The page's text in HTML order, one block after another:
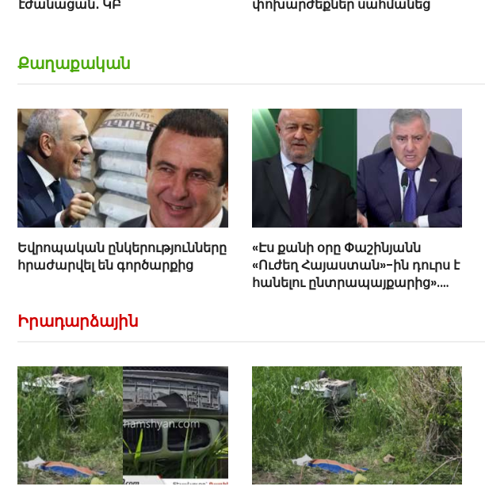
էժանացան․ ԿԲ
փոխարժեքներ սահմանեց
Եվրոպական ընկերությունները
«Էս քանի օրը Փաշինյանն
«Ուժեղ Հայաստան»-ին դուրս է